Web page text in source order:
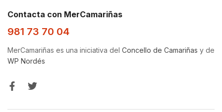
Contacta con MerCamariñas
981 73 70 04
MerCamariñas es una iniciativa del Concello de Camariñas y de
WP Nordés